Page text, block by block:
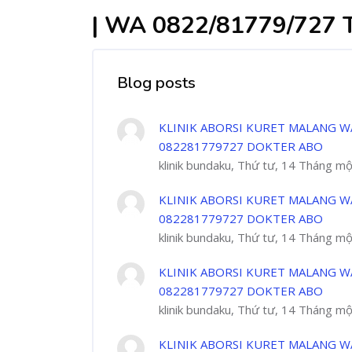
| WA 0822/81779/727
Blog posts
KLINIK ABORSI KURET MALANG
082281779727 DOKTER ABO
klinik bundaku, Thứ tư, 14 Tháng
KLINIK ABORSI KURET MALANG
082281779727 DOKTER ABO
klinik bundaku, Thứ tư, 14 Tháng
KLINIK ABORSI KURET MALANG
082281779727 DOKTER ABO
klinik bundaku, Thứ tư, 14 Tháng
KLINIK ABORSI KURET MALANG